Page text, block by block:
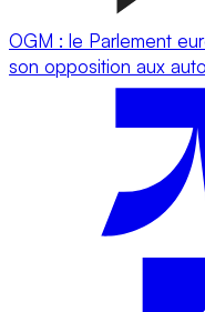
OGM : le Parlement
son opposition aux